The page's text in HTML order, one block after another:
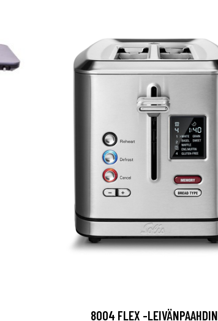
8004 FLEX -LEIVÄNPAAHDIN